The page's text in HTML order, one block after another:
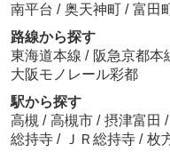
南平台 / 奥天神町 / 富田
路線から探す
東海道本線 / 阪急京都本
大阪モノレール彩都
駅から探す
高槻 / 高槻市 / 摂津富田 /
総持寺 / ＪＲ総持寺 / 枚